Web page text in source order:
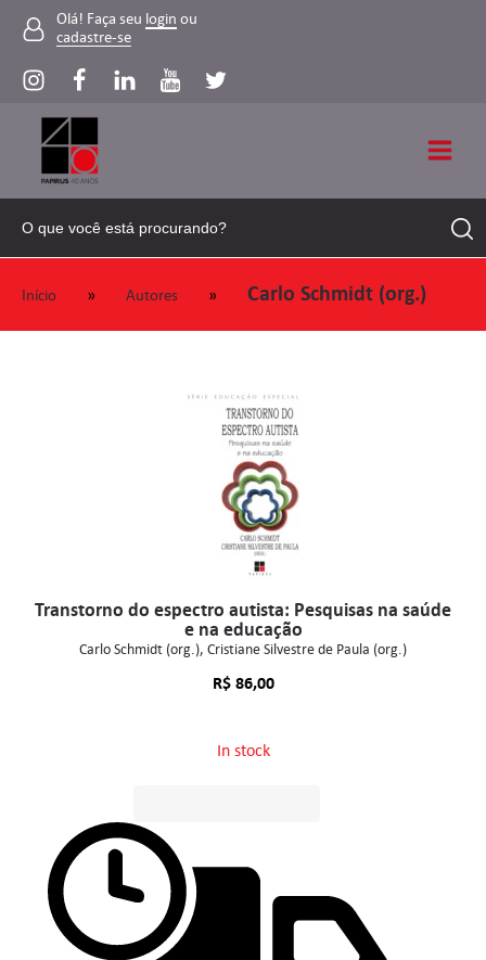
Olá! Faça seu login ou
cadastre-se
Início » Autores » Carlo Schmidt (org.)
Transtorno do espectro autista: Pesquisas na saúde
e na educação
Carlo Schmidt (org.) Cristiane Silvestre de Paula (org.)
R$86,00
In stock